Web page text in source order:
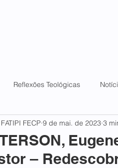
Reflexões Teológicas
–
FATIPI FECP 9 de mai. de 2023 3